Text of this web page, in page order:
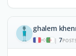
ghalem
| 7